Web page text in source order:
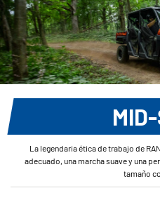
La legendaria ética de trabajo de
adecuado, una marcha suave y una
tamaño